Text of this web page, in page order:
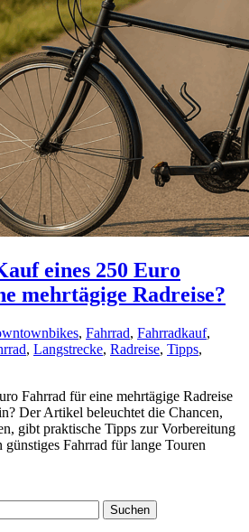
eines 250 Euro
mehrtägige Radreise?
, Fahrrad, Fahrradkauf,
, Langstrecke, Radreise, Tipps,
Fahrrad für eine mehrtägige Radreise
Der Artikel beleuchtet die Chancen,
gibt praktische Tipps zur Vorbereitung
Fahrrad für lange Touren